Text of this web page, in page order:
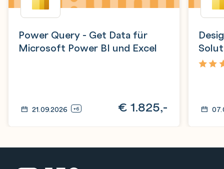
Power Query - Get Data für
Microsoft Power BI und Excel
21.09.2026 +6 € 1.825,-